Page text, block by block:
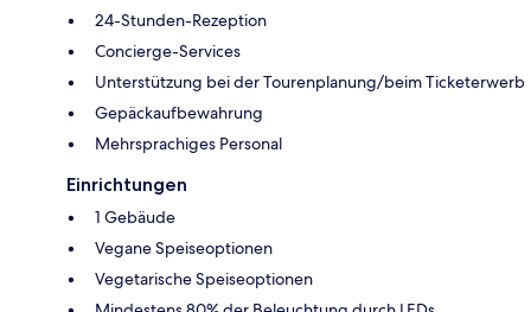
24-Stunden-Rezeption
Concierge-Services
Unterstützung bei der Tourenplanung/beim Ticketerwerb
Gepäckaufbewahrung
Mehrsprachiges Personal
Einrichtungen
1 Gebäude
Vegane Speiseoptionen
Vegetarische Speiseoptionen